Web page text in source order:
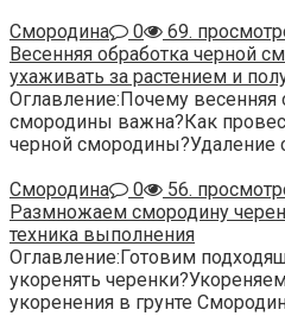
Смородина
0
69.
Весенняя обработка черной
ухаживать за растением и
Оглавление:Почему весенняя
смородины важна?Как
черной смородины?Удаление
Смородина
0
56.
Размножаем смородину
техника выполнения
Оглавление:Готовим
укоренять
укоренения в грунте